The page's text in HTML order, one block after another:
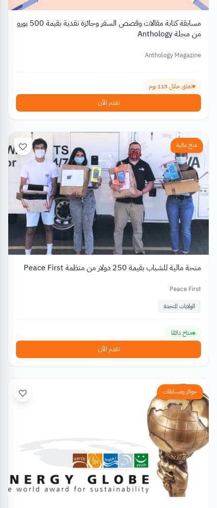
مسابقة كتابة مقالات وقصص السفر وجائزة نقدية بقيمة 500 يورو
من مجلة Anthology
Anthology Magazine
تغلق خلال 115 يوم
تقدم الآن
منح مالية
منحة مالية للشباب بقيمة 250 دولار من منظمة Peace First
Peace First
الولايات المتحدة
متاح دائمًا
تقدم الآن
جوائز ومسابقات